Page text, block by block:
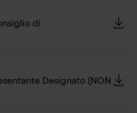
di
Designato (NON